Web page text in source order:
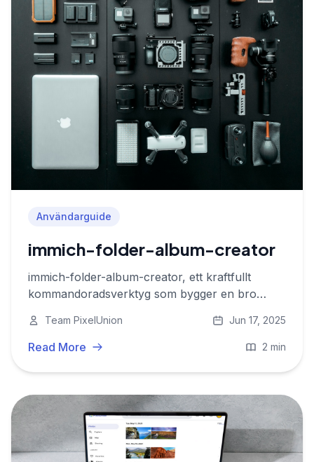
Användarguide
immich-folder-album-creator
immich-folder-album-creator, ett kraftfullt
kommandoradsverktyg som bygger en bro
Team PixelUnion Jun 17, 2025
Read More 2 min